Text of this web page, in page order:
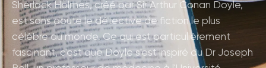
Sherlock Holmes, créé par Sir Arthur Conan Doyle,
est sans doute le détective de fiction le plus
célèbre au monde. Ce qui est particulièrement
fascinant, c'est que Doyle s'est inspiré du Dr Joseph